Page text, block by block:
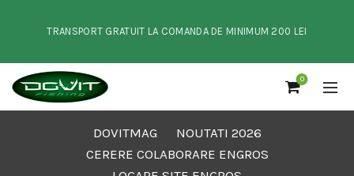
TRANSPORT GRATUIT LA COMANDA DE MINIMUM 200 LEI
0
DOVITMAG
NOUTATI 2026
CERERE COLABORARE ENGROS